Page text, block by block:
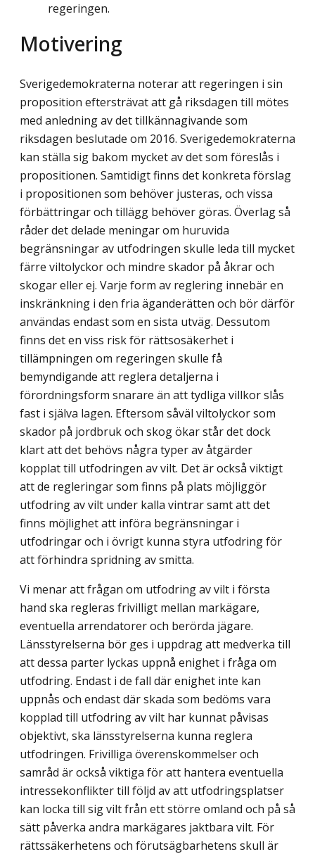
regeringen.
Motivering
Sverigedemokraterna noterar att regeringen i sin
proposition eftersträvat att gå riks­dagen till mötes
med anledning av det tillkännagivande som
riksdagen beslutade om 2016. Sverigedemokraterna
kan ställa sig bakom mycket av det som föreslås i
propositionen. Samtidigt finns det konkreta förslag
i propositionen som behöver justeras, och vissa
förbättringar och tillägg behöver göras. Överlag så
råder det delade meningar om huruvida
begränsningar av utfodringen skulle leda till mycket
färre viltolyckor och mindre skador på åkrar och
skogar eller ej. Varje form av reglering innebär en
inskränkning i den fria äganderätten och bör därför
användas endast som en sista utväg. Dessutom
finns det en viss risk för rättsosäkerhet i
tillämpningen om regeringen skulle få
bemyndigande att reglera detaljerna i
förordningsform snarare än att tydliga villkor slås
fast i själva lagen. Eftersom såväl viltolyckor som
skador på jordbruk och skog ökar står det dock
klart att det behövs några typer av åtgärder
kopplat till utfodringen av vilt. Det är också viktigt
att de regleringar som finns på plats möjliggör
utfodring av vilt under kalla vintrar samt att det
finns möjlighet att införa begränsningar i
utfodringar och i övrigt kunna styra utfodring för
att förhindra spridning av smitta.
Vi menar att frågan om utfodring av vilt i första
hand ska regleras frivilligt mellan markägare,
eventuella arrendatorer och berörda jägare.
Länsstyrelserna bör ges i uppdrag att medverka till
att dessa parter lyckas uppnå enighet i fråga om
utfodring. Endast i de fall där enighet inte kan
uppnås och endast där skada som bedöms vara
kopplad till utfodring av vilt har kunnat påvisas
objektivt, ska länsstyrelserna kunna reglera
utfodringen. Frivilliga överenskommelser och
samråd är också viktiga för att hantera eventuella
intressekonflikter till följd av att utfodringsplatser
kan locka till sig vilt från ett större omland och på så
sätt påverka andra markägares jaktbara vilt. För
rättssäkerhetens och förutsägbarhetens skull är